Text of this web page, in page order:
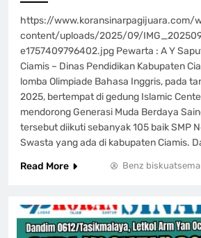
https://www.koransinarpagijuara.com/
content/uploads/2025/09/
e1757409796402.jpg Pewarta : A Y
Ciamis – Dinas Pendidikan Kabupaten
lomba Olimpiade Bahasa Inggris, pada
2025, bertempat di gedung Islamic
mendorong Generasi Muda Berdaya
tersebut diikuti sebanyak 105 baik SMP
Swasta yang ada di kabupaten Ciamis.
Read More
Benz